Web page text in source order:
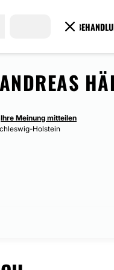
Ihre Meinung mitteilen
Holstein